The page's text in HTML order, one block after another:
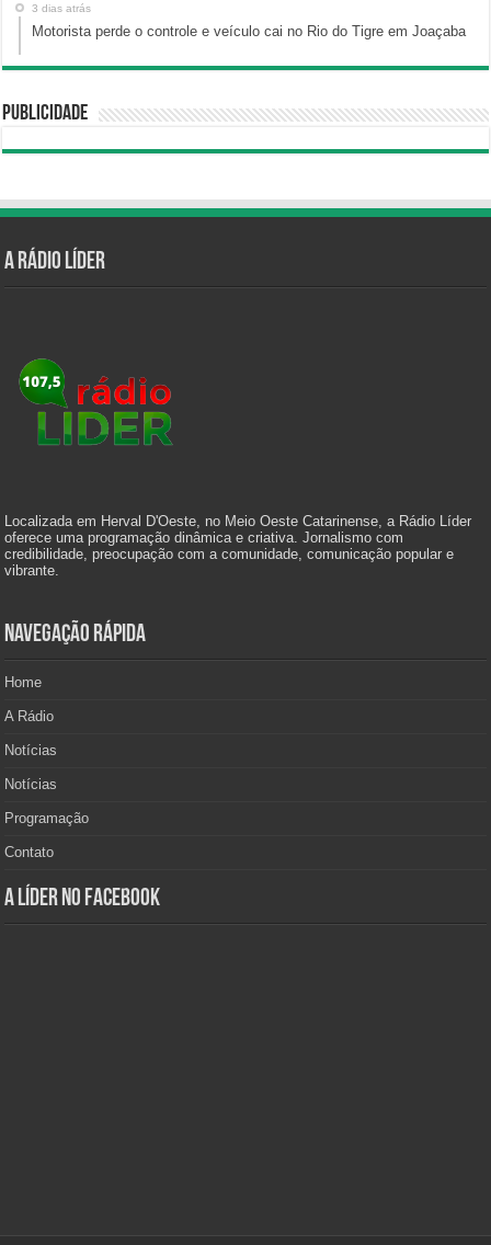
3 dias atrás
Motorista perde o controle e veículo cai no Rio do Tigre em Joaçaba
Publicidade
A Rádio Líder
Localizada em Herval D'Oeste, no Meio Oeste Catarinense, a Rádio Líder
oferece uma programação dinâmica e criativa. Jornalismo com
credibilidade, preocupação com a comunidade, comunicação popular e
vibrante.
Navegação Rápida
Home
A Rádio
Notícias
Notícias
Programação
Contato
A Líder no Facebook